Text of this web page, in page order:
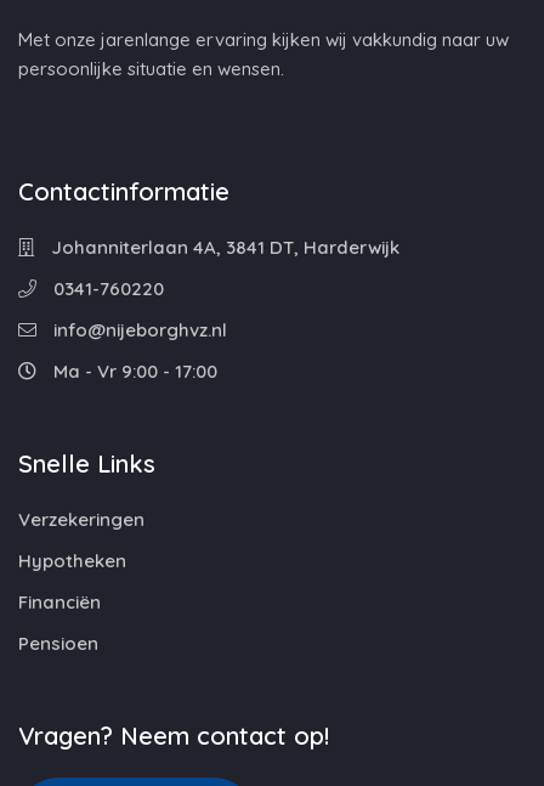
Met onze jarenlange ervaring kijken wij vakkundig naar uw
persoonlijke situatie en wensen.
Contactinformatie
Johanniterlaan 4A, 3841 DT, Harderwijk
0341-760220
info@nijeborghvz.nl
Ma - Vr 9:00 - 17:00
Snelle Links
Verzekeringen
Hypotheken
Financiën
Pensioen
Vragen? Neem contact op!